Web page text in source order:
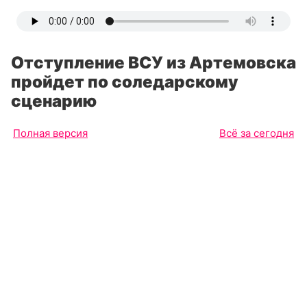
Отступление ВСУ из Артемовска
пройдет по соледарскому
сценарию
Полная версия Всё за сегодня